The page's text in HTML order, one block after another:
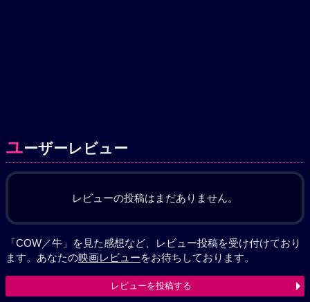
ユーザーレビュー
レビューの投稿はまだありません。
「COW／牛」を見た感想など、レビュー投稿を受け付けており
ます。あなたの映画レビューをお待ちしております。
レビューを投稿する